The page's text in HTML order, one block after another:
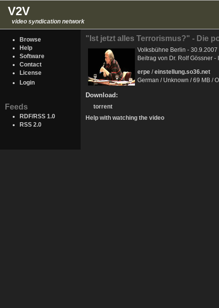
V2V
video syndication network
Browse
Help
Software
Contact
License
Login
Feeds
RDF/RSS 1.0
RSS 2.0
"Ist jetzt alles Terrorismus?" - Die
Volksbühne Berlin - 30.9.2007
Beitrag von Dr. Rolf Gössner
erpe /einstellung.so36.net
German / Unknown / 69 MB /
Download:
torrent
Help with watching the video